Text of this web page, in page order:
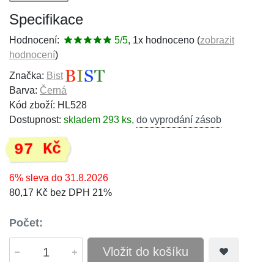
Specifikace
Hodnocení: 5/5, 1x hodnoceno (zobrazit
hodnocení)
Značka: Bist
Barva: Černá
Kód zboží: HL528
Dostupnost: skladem 293 ks, do vyprodání zásob
97 Kč
6% sleva do 31.8.2026
80,17 Kč bez DPH 21%
Počet:
Vložit do košíku